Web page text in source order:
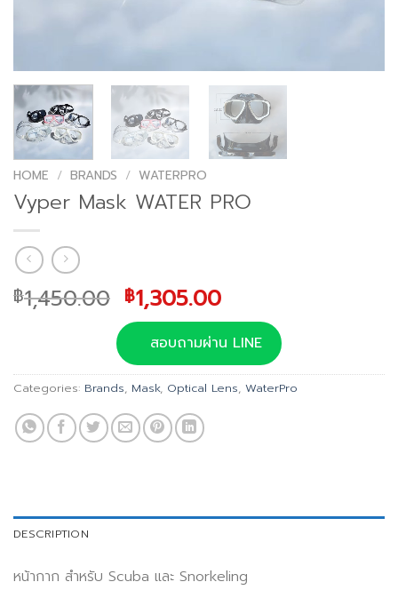
HOME / BRANDS / WATERPRO
Vyper Mask WATER PRO
฿1,450.00 Original
price
was:
฿1,450.00.
฿1,305.00Current
price
is:
฿1,305.00.
สอบถามผ่าน LINE
Categories: Brands, Mask, Optical Lens, WaterPro
DESCRIPTION
หน้ากาก สำหรับ Scuba และ Snorkeling